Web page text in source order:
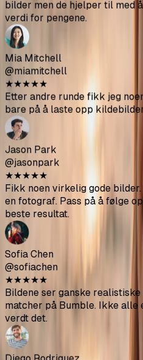
★★★★★
Fikk noen virkelig gode bilder.
en fotograf. Pass på å følge
beste resultat.
Sofia Chen
@sofiachen
★★★★★
Bildene ser ganske realistiske
matcher på Bumble. Ikke alle
verdt det.
Diego Rodriguez
@diegorod
★★★ ★★
Var skeptisk i begynnelsen
AI-genererte bildene blandes
Ava Thompson
@avathompson
★★★★★
Endelig kvittet meg med mine
oppmerksomhet på Hinge
min med disse.